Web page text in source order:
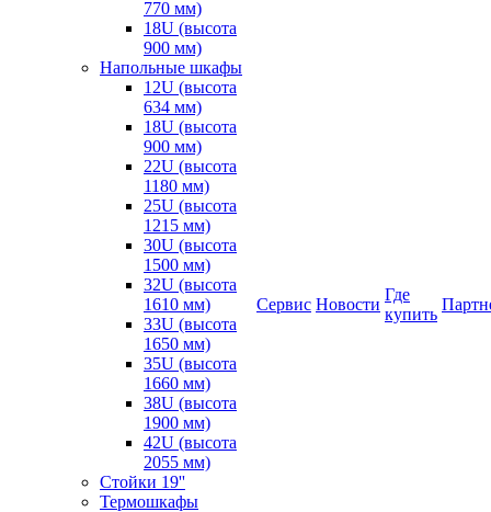
770 мм)
18U (высота
900 мм)
Напольные шкафы
12U (высота
634 мм)
18U (высота
900 мм)
22U (высота
1180 мм)
25U (высота
1215 мм)
30U (высота
1500 мм)
32U (высота
1610 мм)
33U (высота
1650 мм)
35U (высота
1660 мм)
38U (высота
1900 мм)
42U (высота
2055 мм)
Стойки 19''
Термошкафы
Сервис Новости
Где
купить